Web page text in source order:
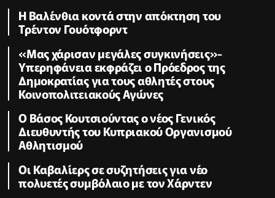
Η Βαλένθια κοντά στην απόκτηση του
Τρέντον Γουότφορντ
«Μας χάρισαν μεγάλες συγκινήσεις»-
Υπερηφάνεια εκφράζει ο Πρόεδρος της
Δημοκρατίας για τους αθλητές στους
Κοινοπολιτειακούς Αγώνες
Ο Βάσος Κουτσιούντας ο νέος Γενικός
Διευθυντής του Κυπριακού Οργανισμού
Αθλητισμού
Οι Καβαλίερς σε συζητήσεις για νέο
πολυετές συμβόλαιο με τον Χάρντεν